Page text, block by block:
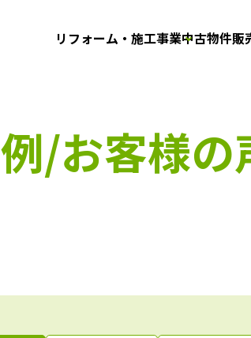
リフォーム・施工事業中古物件
/お客様の